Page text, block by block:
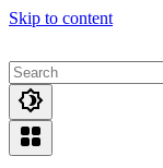
Skip to content